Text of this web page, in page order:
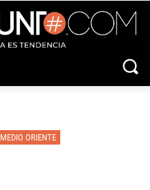
MEDIO ORIENTE